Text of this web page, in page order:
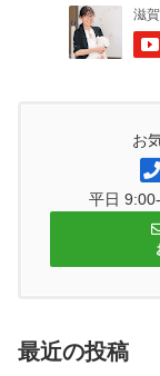
お
平日
最近の投稿